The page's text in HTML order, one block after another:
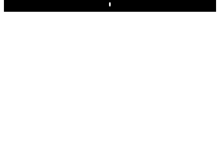
Play